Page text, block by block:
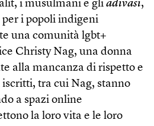
i musulmani e gli adivasi,
i popoli indigeni
una comunità lgbt+
Christy Nag, una donna
alla mancanza di rispetto e
iscritti, tra cui Nag, stanno
a spazi online
la loro vita e le loro